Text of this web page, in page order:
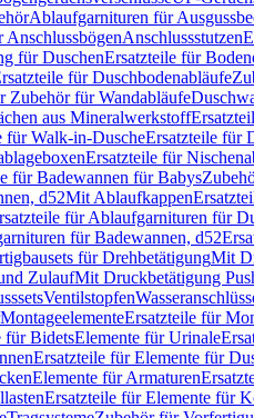
Ablaufgarnituren für
AnschlussbögenAnschlussstutzen
für DuschenErsatzteile für
für Duschbodenabläufe
Zubehör für Wandabläufe
aus Mineralwerkstoff
für Walk-in-DuscheErsatzteile für
Ersatzteile für
für Badewannen für Babys
d52Mit Ablaufkappen
für Ablaufgarnituren für
für Badewannen, d52
für DrehbetätigungMit
ZulaufMit Druckbetätigung
Ventilstopfen
MontageelementeErsatzteile für
für BidetsElemente für Urinale
Ersatzteile für Elemente für
Elemente für Armaturen
Ersatzteile für Elemente für